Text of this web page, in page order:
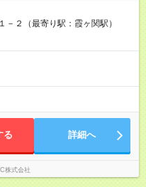
２（最寄り駅：霞ヶ関駅）
る 詳細へ
株式会社